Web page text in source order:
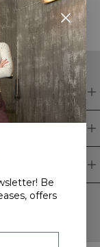
des offres
plus encore.
Be
offers